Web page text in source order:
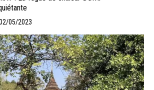
05/2023